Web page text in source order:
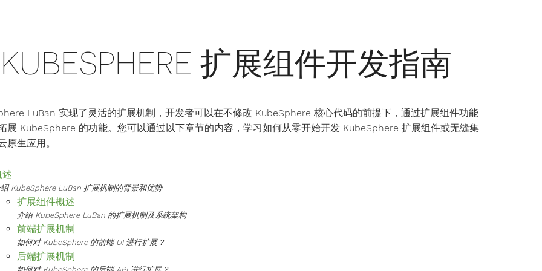
KUBESPHERE 扩展组件开发指南
LuBan 实现了灵活的扩展机制，开发者可以在不修改 KubeSphere 核心代码的前提下，通过扩展组件功能
展 KubeSphere 的功能。您可以通过以下章节的内容，学习如何从零开始开发 KubeSphere 扩展组件或无缝集
原生应用。
述
KubeSphere LuBan 扩展机制的背景和优势
扩展组件概述
介绍 KubeSphere LuBan 的扩展机制及系统架构
前端扩展机制
如何对 KubeSphere 的前端 UI 进行扩展？
后端扩展机制